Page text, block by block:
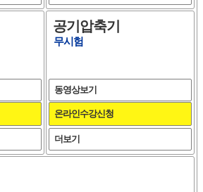
공기압축기
무시험
더보기
온라인수강신청
동영상보기